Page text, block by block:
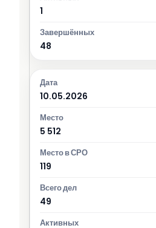
1
48
10.05.2026
5 512
119
49